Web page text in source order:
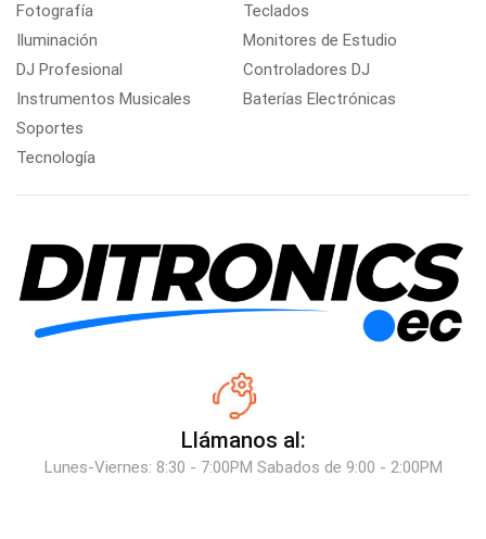
Fotografía
Iluminación
DJ Profesional
Instrumentos Musicales
Soportes
Tecnología
Teclados
Monitores de Estudio
Controladores DJ
Baterías Electrónicas
Llámanos al:
Lunes-Viernes: 8:30 - 7:00PM Sabados de 9:00 - 2:00PM